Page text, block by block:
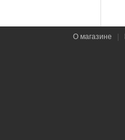
О магазине